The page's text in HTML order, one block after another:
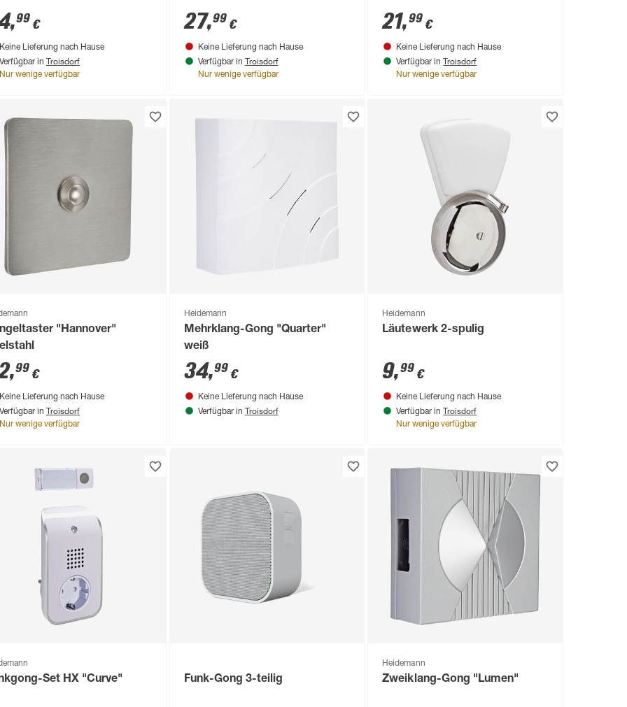
,99 €
Keine Lieferung nach Hause
Verfügbar in Troisdorf
Nur wenige verfügbar
27,99€
Keine Lieferung nach Hause
Verfügbar in Troisdorf
Nur wenige verfügbar
21,99 €
Keine Lieferung nach Hause
Verfügbar in Troisdorf
Nur wenige verfügbar
"Hannover"
,99 €
Keine Lieferung nach Hause
Verfügbar in Troisdorf
Nur wenige verfügbar
Heidemann
Mehrklang-Gong "Quarter"
weiß
34,99€
Keine Lieferung nach Hause
Verfügbar in Troisdorf
Heidemann
Läutewerk 2-spulig
9,99 €
Keine Lieferung nach Hause
Verfügbar in Troisdorf
Nur wenige verfügbar
Set HX "Curve" Funk-Gong 3-teilig
Heidemann
Zweiklang-Gong "Lumen"